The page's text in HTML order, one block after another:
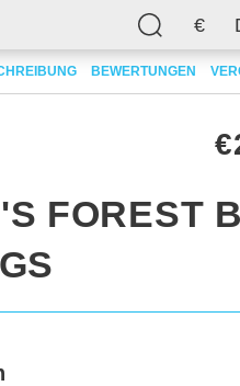
€
BEWERTUNGEN
FOREST